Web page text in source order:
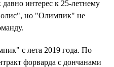
интерес к 25-летнему
но "Олимпик" не
с лета 2019 года. По
форварда с дончанами